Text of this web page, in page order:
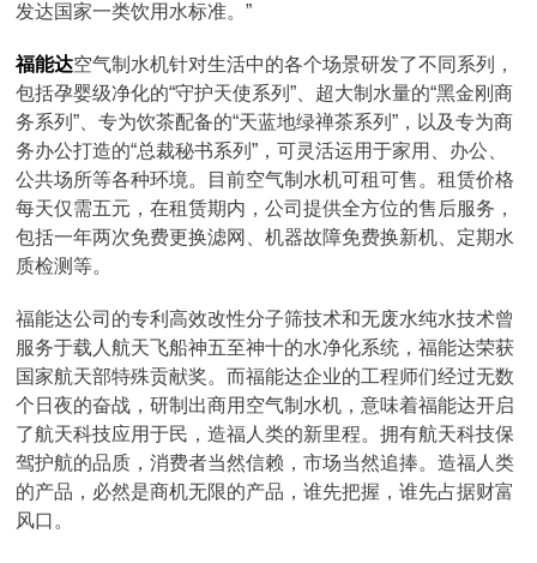
发达国家一类饮用水标准。”
福能达空气制水机针对生活中的各个场景研发了不同系列，
包括孕婴级净化的“守护天使系列”、超大制水量的“黑金刚商
务系列”、专为饮茶配备的“天蓝地绿禅茶系列”，以及专为商
务办公打造的“总裁秘书系列”，可灵活运用于家用、办公、
公共场所等各种环境。目前空气制水机可租可售。租赁价格
每天仅需五元，在租赁期内，公司提供全方位的售后服务，
包括一年两次免费更换滤网、机器故障免费换新机、定期水
质检测等。
福能达公司的专利高效改性分子筛技术和无废水纯水技术曾
服务于载人航天飞船神五至神十的水净化系统，福能达荣获
国家航天部特殊贡献奖。而福能达企业的工程师们经过无数
个日夜的奋战，研制出商用空气制水机，意味着福能达开启
了航天科技应用于民，造福人类的新里程。拥有航天科技保
驾护航的品质，消费者当然信赖，市场当然追捧。造福人类
的产品，必然是商机无限的产品，谁先把握，谁先占据财富
风口。